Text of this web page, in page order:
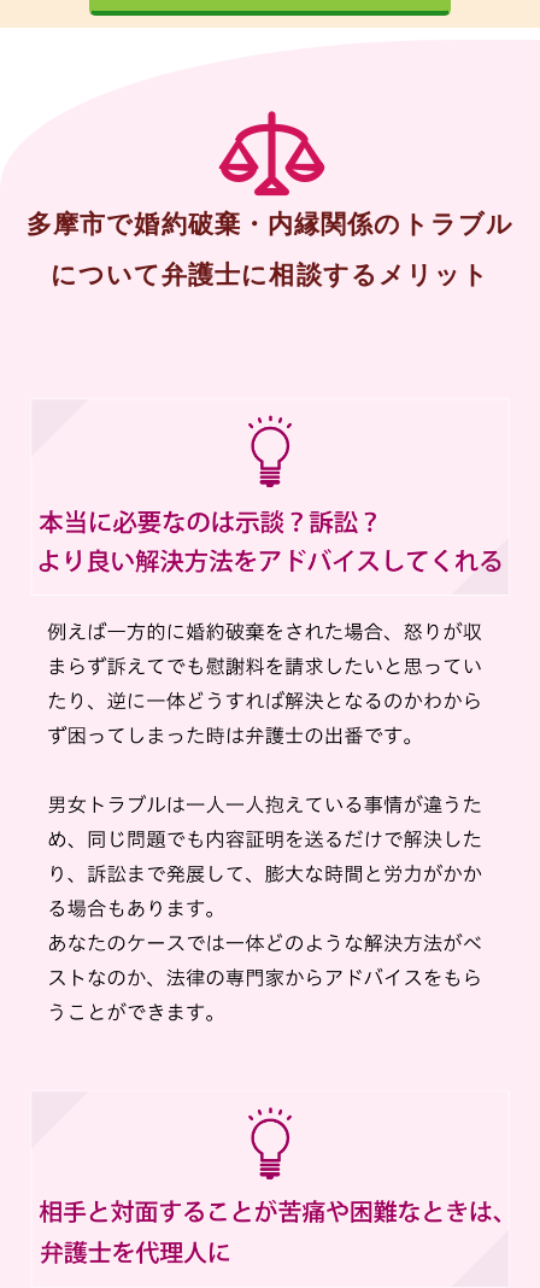
多摩市で婚約破棄・内縁関係のトラブル
について弁護士に相談するメリット